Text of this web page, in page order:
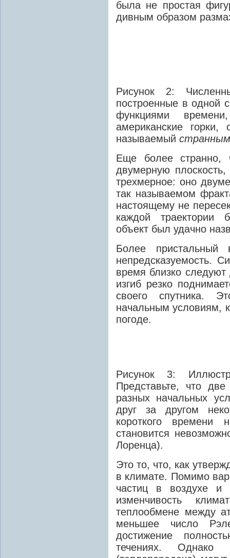
была не простая
дивным образом
Рисунок 2:
построенные в одной
функциями
американские
называемый
Еще более странно,
двумерную
трехмерное: оно
так называемом
настоящему не
каждой траектории
объект был удачно
Более пристальный
непредсказуемость.
время близко следуют
изгиб резко
своего спутника.
начальным условиям,
погоде.
Рисунок 3:
Представьте, что
разных начальных
друг за другом
короткого времени
становится
Лоренца).
Это то, что, как
в климате. Помимо
частиц в воздухе и
изменчивость
теплообмене между
меньшее число
достижение
течениях. Однако